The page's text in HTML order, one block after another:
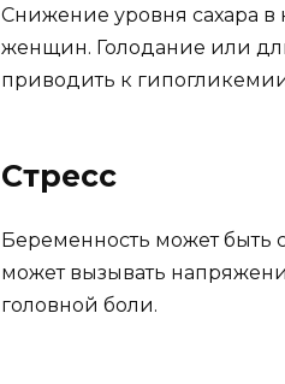
Снижение уровня сахара в
женщин. Голодание или
приводить к
Стресс
Беременность может
может вызывать
головной боли.